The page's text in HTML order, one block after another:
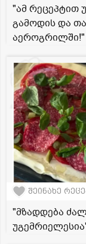
"ამ რეცეპტით
გამოდის და
აეროგრილში!"
შეინახე
"მზადდება